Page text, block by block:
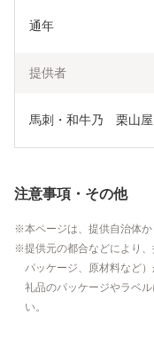
通年
提供者
馬刺・和牛乃　栗山屋
注意事項・その他
本ページは、提供自治体
提供元の都合などにより
パッケージ、原材料など
礼品のパッケージやラベ
い。